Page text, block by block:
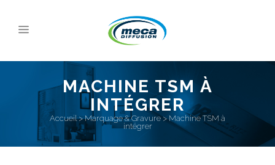
MACHINE TSM À
INTÉGRER
Accueil>Marquage & Gravure>Machine TSM à
intégrer